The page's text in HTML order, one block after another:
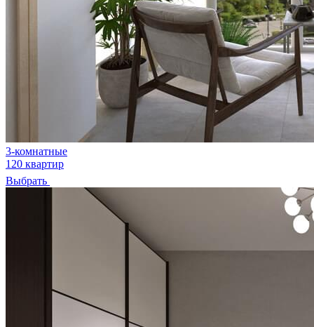
3-комнатные
120 квартир
Выбрать